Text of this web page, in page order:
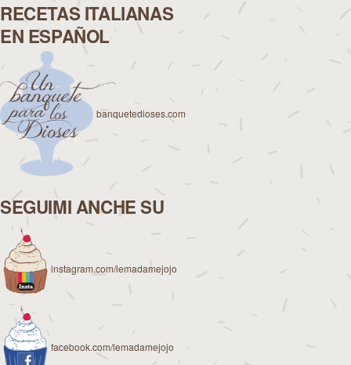
RECETAS ITALIANAS
EN ESPAÑOL
banquetedioses.com
SEGUIMI ANCHE SU
instagram.com/lemadamejojo
facebook.com/lemadamejojo